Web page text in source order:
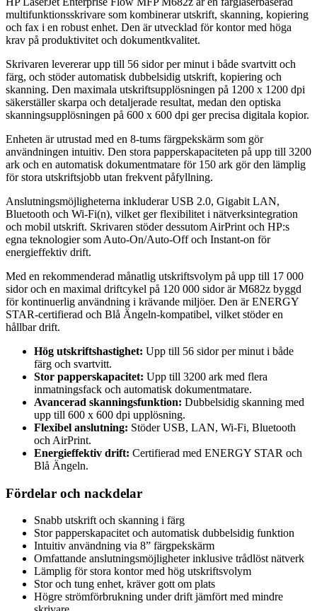
multifunktionsskrivare som kombinerar utskrift, skanning, kopiering
och fax i en robust enhet. Den är utvecklad för kontor med höga
krav på produktivitet och dokumentkvalitet.
Skrivaren levererar upp till 56 sidor per minut i både svartvitt och
färg, och stöder automatisk dubbelsidig utskrift, kopiering och
skanning. Den maximala utskriftsupplösningen på 1200 x 1200 dpi
säkerställer skarpa och detaljerade resultat, medan den optiska
skanningsupplösningen på 600 x 600 dpi ger precisa digitala kopior.
Enheten är utrustad med en 8-tums färgpekskärm som gör
användningen intuitiv. Den stora papperskapaciteten på upp till 3200
ark och en automatisk dokumentmatare för 150 ark gör den lämplig
för stora utskriftsjobb utan frekvent påfyllning.
Anslutningsmöjligheterna inkluderar USB 2.0, Gigabit LAN,
Bluetooth och Wi-Fi(n), vilket ger flexibilitet i nätverksintegration
och mobil utskrift. Skrivaren stöder dessutom AirPrint och HP:s
egna teknologier som Auto-On/Auto-Off och Instant-on för
energieffektiv drift.
Med en rekommenderad månatlig utskriftsvolym på upp till 17 000
sidor och en maximal driftcykel på 120 000 sidor är M682z byggd
för kontinuerlig användning i krävande miljöer. Den är ENERGY
STAR-certifierad och Blå Ängeln-kompatibel, vilket stöder en
hållbar drift.
Hög utskriftshastighet: Upp till 56 sidor per minut i både
färg och svartvitt.
Stor papperskapacitet: Upp till 3200 ark med flera
inmatningsfack och automatisk dokumentmatare.
Avancerad skanningsfunktion: Dubbelsidig skanning med
upp till 600 x 600 dpi upplösning.
Flexibel anslutning: Stöder USB, LAN, Wi-Fi, Bluetooth
och AirPrint.
Energieffektiv drift: Certifierad med ENERGY STAR och
Blå Ängeln.
Fördelar och nackdelar
Snabb utskrift och skanning i färg
Stor papperskapacitet och automatisk dubbelsidig funktion
Intuitiv användning via 8” färgpekskärm
Omfattande anslutningsmöjligheter inklusive trådlöst nätverk
Lämplig för stora kontor med hög utskriftsvolym
Stor och tung enhet, kräver gott om plats
Högre strömförbrukning under drift jämfört med mindre